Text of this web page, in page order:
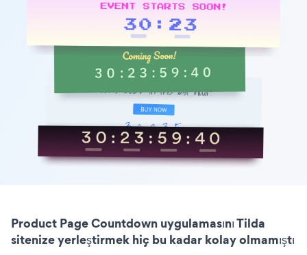
Product Page Countdown uygulamasını Tilda
sitenize yerleştirmek hiç bu kadar kolay olmamıştı